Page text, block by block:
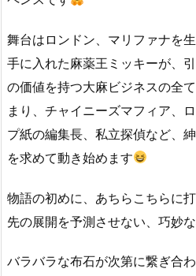
舞台はロンドン、マリファナを
手に入れた麻薬王ミッキーが、
の価値を持つ大麻ビジネスの全
まり、チャイニーズマフィア、
プ紙の編集長、私立探偵など、
を求めて動き始めます
物語の初めに、あちらこちらに
先の展開を予測させない、巧妙
バラバラな布石が次第に繋ぎ合